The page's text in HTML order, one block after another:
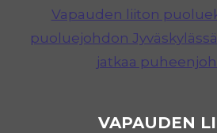
Vapauden liiton
puoluejohdon
jatkaa
VAPAUDEN